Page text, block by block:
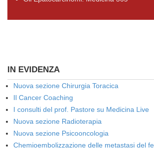
IN EVIDENZA
Nuova sezione Chirurgia Toracica
Il Cancer Coaching
I consulti del prof. Pastore su Medicina Live
Nuova sezione Radioterapia
Nuova sezione Psicooncologia
Chemioembolizzazione delle metastasi del